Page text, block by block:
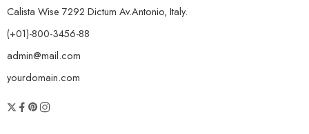
Calista Wise 7292 Dictum Av.Antonio, Italy.
(+01)-800-3456-88
admin@mail.com
yourdomain.com